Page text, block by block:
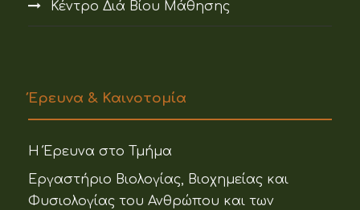
Κέντρο Διά Βίου Μάθησης
Έρευνα & Καινοτομία
Η Έρευνα στο Τμήμα
Εργαστήριο Βιολογίας, Βιοχημείας και
Φυσιολογίας του Ανθρώπου και των